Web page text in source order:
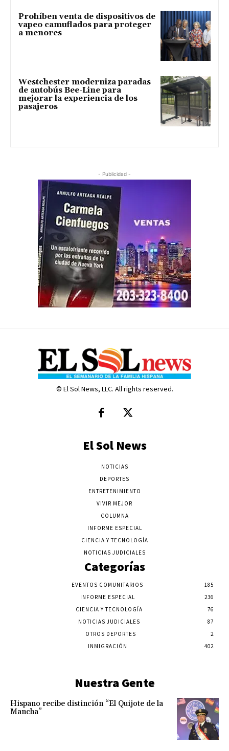
Prohíben venta de dispositivos de
vapeo camuflados para proteger
a menores
Westchester moderniza paradas
de autobús Bee-Line para
mejorar la experiencia de los
pasajeros
- Publicidad -
© El Sol News, LLC. All rights reserved.
El Sol News
NOTICIAS
DEPORTES
ENTRETENIMIENTO
VIVIR MEJOR
COLUMNA
INFORME ESPECIAL
CIENCIA Y TECNOLOGÍA
NOTICIAS JUDICIALES
Categorías
EVENTOS COMUNITARIOS
185
INFORME ESPECIAL
236
CIENCIA Y TECNOLOGÍA
76
NOTICIAS JUDICIALES
87
OTROS DEPORTES
2
INMIGRACIÓN
402
Nuestra Gente
Hispano recibe distinción “El Quijote de la
Mancha”